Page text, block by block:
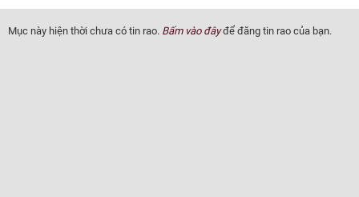
Tất cả
Mục này hiện thời chưa có tin rao. Bấm vào đâyđể đăng tin rao của bạn.